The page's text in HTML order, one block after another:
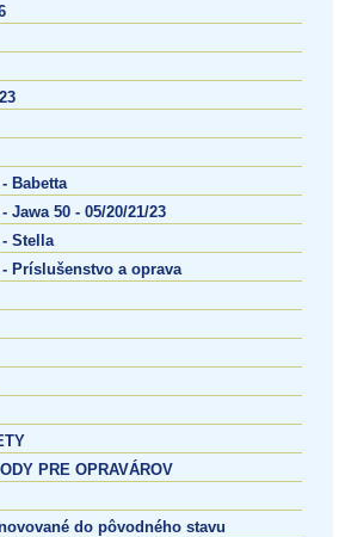
Babetta
Jawa 50 - 05/20/21/23
- Stella
- Príslušenstvo a oprava
PRE OPRAVÁROV
do pôvodného stavu